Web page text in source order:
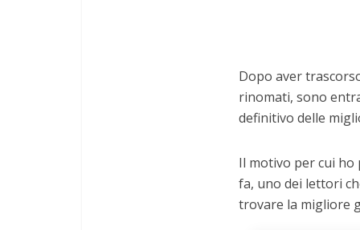
Dopo aver
rinomati, sono
definitivo delle
Il motivo per cui
fa, uno dei lettori
trovare la migliore